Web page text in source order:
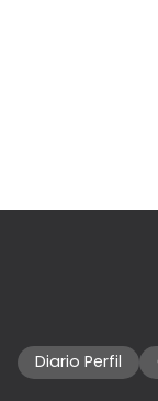
Diario Perfil